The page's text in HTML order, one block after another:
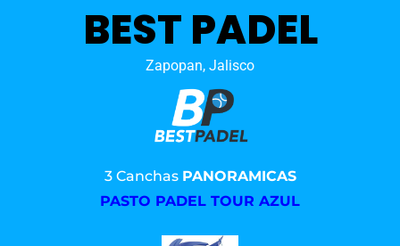
BEST PADEL
Zapopan, Jalisco
3 Canchas PANORAMICAS
PASTO PADEL TOUR AZUL